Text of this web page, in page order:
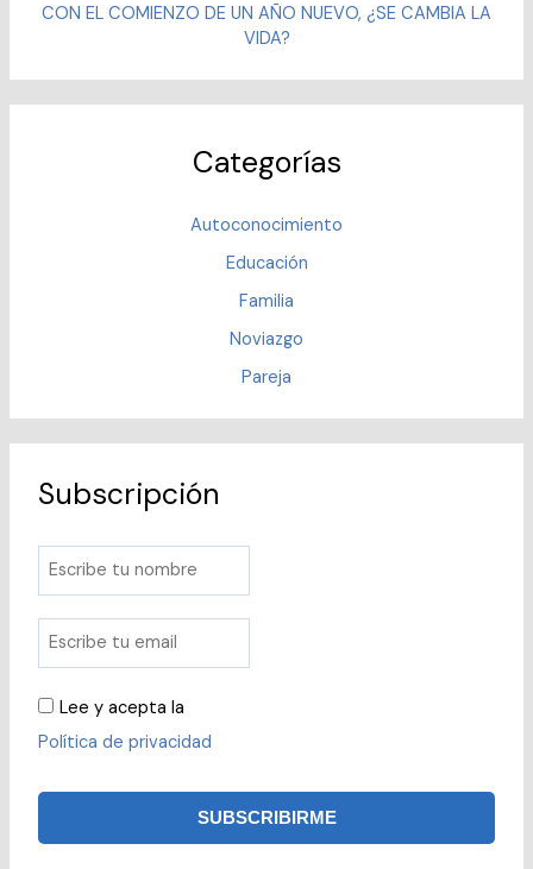
CON EL COMIENZO DE UN AÑO NUEVO, ¿SE CAMBIA LA
VIDA?
Categorías
Autoconocimiento
Educación
Familia
Noviazgo
Pareja
Subscripción
Lee y acepta la
Política de privacidad